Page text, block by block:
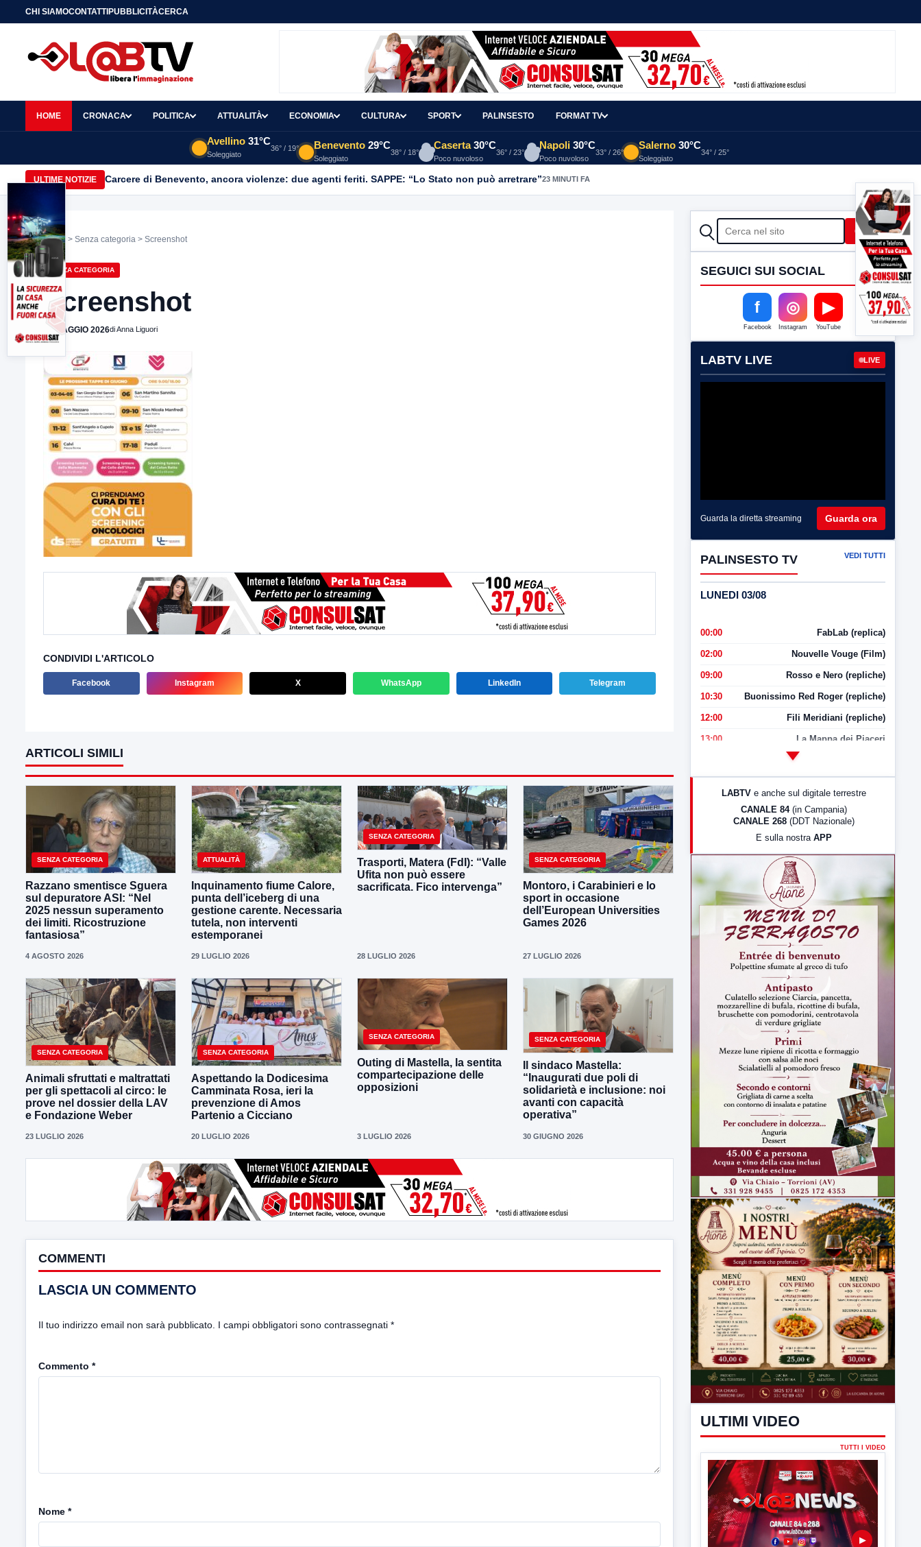
CHI SIAMOCONTATTIPUBBLICITÀCERCA
HOME CRONACA POLITICA ATTUALITÀ ECONOMIA CULTURA SPORT PALINSESTO FORMAT TV
Avellino 31°C
Soleggiato
36° / 19° Benevento 29°C
Soleggiato
38° / 18°
Caserta 30°C
Poco nuvoloso
36° / 23°
Napoli 30°C
Poco nuvoloso
33° / 26°
Salerno 30°C
Soleggiato
34° / 25°
ULTIME NOTIZIE Carcere di Benevento, ancora violenze: due agenti feriti. SAPPE: “Lo Stato non può arretrare”23 MINUTI FA
Home > Senza categoria > Screenshot
SENZA CATEGORIA
Screenshot
31 MAGGIO 2026di Anna Liguori
CONDIVIDI L'ARTICOLO
Facebook Instagram X WhatsApp LinkedIn Telegram
ARTICOLI SIMILI
SENZA CATEGORIA
Razzano smentisce Sguera
sul depuratore ASI: “Nel
2025 nessun superamento
dei limiti. Ricostruzione
fantasiosa”
4 AGOSTO 2026
ATTUALITÀ
Inquinamento fiume Calore,
punta dell’iceberg di una
gestione carente. Necessaria
tutela, non interventi
estemporanei
29 LUGLIO 2026
SENZA CATEGORIA
Trasporti, Matera (FdI): “Valle
Ufita non può essere
sacrificata. Fico intervenga”
28 LUGLIO 2026
SENZA CATEGORIA
Montoro, i Carabinieri e lo
sport in occasione
dell’European Universities
Games 2026
27 LUGLIO 2026
SENZA CATEGORIA
Animali sfruttati e maltrattati
per gli spettacoli al circo: le
prove nel dossier della LAV
e Fondazione Weber
23 LUGLIO 2026
SENZA CATEGORIA
Aspettando la Dodicesima
Camminata Rosa, ieri la
prevenzione di Amos
Partenio a Cicciano
20 LUGLIO 2026
SENZA CATEGORIA
Outing di Mastella, la sentita
compartecipazione delle
opposizioni
3 LUGLIO 2026
SENZA CATEGORIA
Il sindaco Mastella:
“Inaugurati due poli di
solidarietà e inclusione: noi
avanti con capacità
operativa”
30 GIUGNO 2026
COMMENTI
LASCIA UN COMMENTO
Il tuo indirizzo email non sarà pubblicato. I campi obbligatori sono contrassegnati *
Commento *
Nome *
CERCA Cerca
SEGUICI SUI SOCIAL
f
Facebook
◎
Instagram
▶
YouTube
LABTV LIVE LIVE
Guarda la diretta streaming Guarda ora
PALINSESTO TV VEDI TUTTI
LUNEDI 03/08
00:00 FabLab (replica)
02:00 Nouvelle Vouge (Film)
09:00 Rosso e Nero (repliche)
10:30 Buonissimo Red Roger (repliche)
12:00 Fili Meridiani (repliche)
13:00 La Mappa dei Piaceri
LabNews (Diretta)
LabNews (replica)
LABTV e anche sul digitale terrestre
CANALE 84 (in Campania)
CANALE 268 (DDT Nazionale)
E sulla nostra APP
ULTIMI VIDEO
TUTTI I VIDEO
▶
7 AGOSTO 2026 LABNEWS
LabNews del 6 agosto 2026
In studio Enzo colarusso